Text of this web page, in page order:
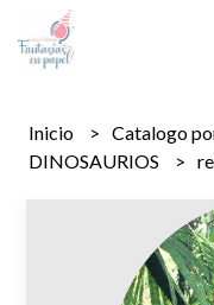
Inicio
Catalogo
DINOSAURIOS